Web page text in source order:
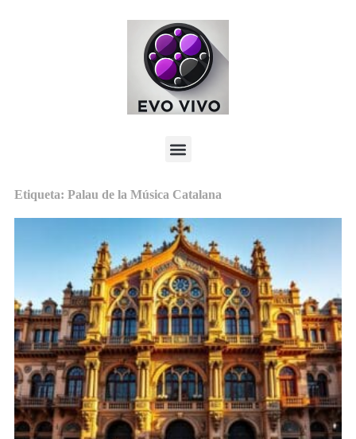
Etiqueta: Palau de la Música Catalana